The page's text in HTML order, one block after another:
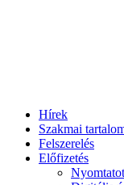
Hírek
Szakmai
Felszerelés
Előfizetés